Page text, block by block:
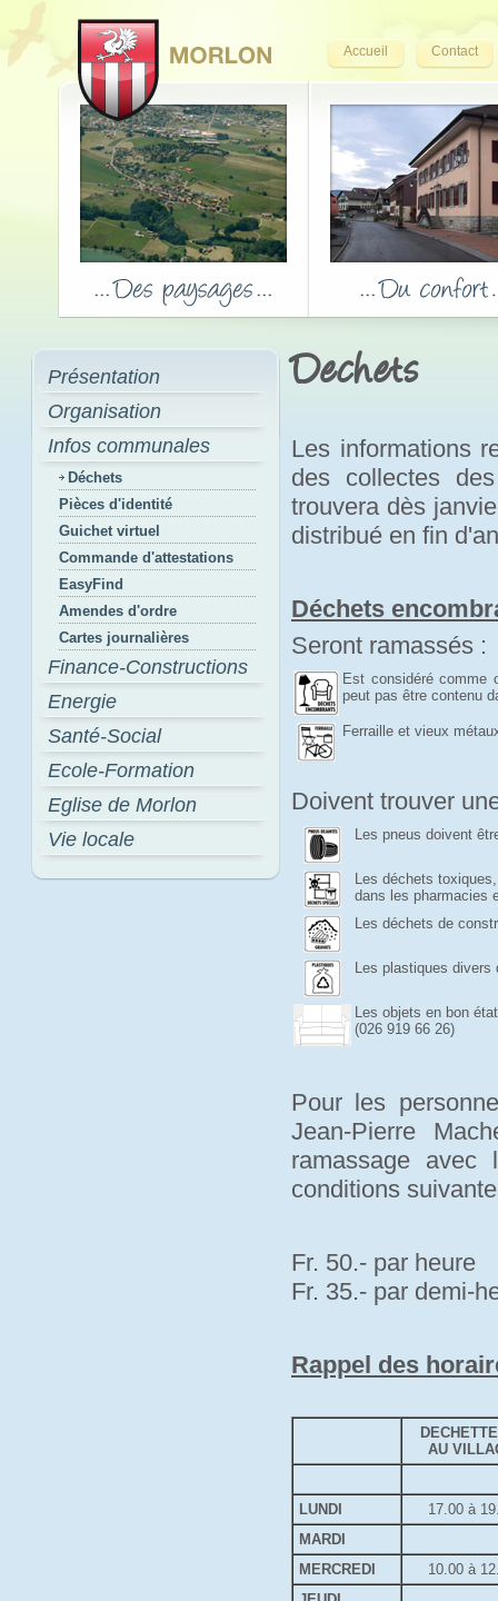
Accueil Contact
Présentation
Organisation
Infos communales
Déchets
Pièces d'identité
Guichet virtuel
Commande d'attestations
EasyFind
Amendes d'ordre
Cartes journalières
Finance-Constructions
Energie
Santé-Social
Ecole-Formation
Eglise de Morlon
Vie locale
Dechets
Les informations
des collectes
trouvera dès
distribué en fin
Déchets
Seront ramassés :
Est considéré comme
peut pas être contenu
Ferraille et vieux
Doivent trouver
Les pneus doivent
Les déchets
dans les pharmacies
Les déchets de
Les plastiques
Les objets en bon
(026 919 66 26)
Pour les
Jean-Pierre
ramassage
conditions
Fr. 50.- par heure
Fr. 35.- par demi-
Rappel des
AU
LUNDI
17.00 à
MARDI
MERCREDI
10.00 à